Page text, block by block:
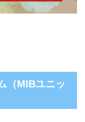
（MIBユニッ